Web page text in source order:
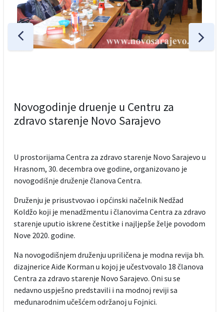
Novogodinje druenje u Centru za
zdravo starenje Novo Sarajevo
U prostorijama Centra za zdravo starenje Novo Sarajevo u
Hrasnom, 30. decembra ove godine, organizovano je
novogodišnje druženje članova Centra.
Druženju je prisustvovao i općinski načelnik Nedžad
Koldžo koji je menadžmentu i članovima Centra za zdravo
starenje uputio iskrene čestitke i najljepše želje povodom
Nove 2020. godine.
Na novogodišnjem druženju upriličena je modna revija bh.
dizajnerice Aide Korman u kojoj je učestvovalo 18 članova
Centra za zdravo starenje Novo Sarajevo. Oni su se
nedavno uspješno predstavili i na modnoj reviji sa
međunarodnim učešćem održanoj u Fojnici.